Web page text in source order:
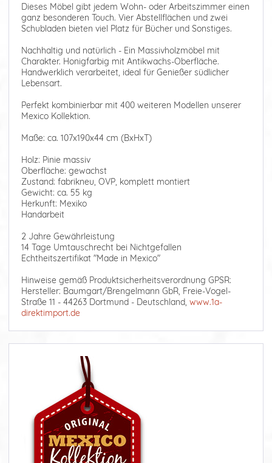
Dieses Möbel gibt jedem Wohn- oder Arbeitszimmer einen
ganz besonderen Touch. Vier Abstellflächen und zwei
Schubladen bieten viel Platz für Bücher und Sonstiges.
Nachhaltig und natürlich - Ein Massivholzmöbel mit
Charakter. Honigfarbig mit Antikwachs-Oberfläche.
Handwerklich verarbeitet, ideal für Genießer südlicher
Lebensart.
Perfekt kombinierbar mit 400 weiteren Modellen unserer
Mexico Kollektion.
Maße: ca. 107x190x44 cm (BxHxT)
Holz: Pinie massiv
Oberfläche: gewachst
Zustand: fabrikneu, OVP, komplett montiert
Gewicht: ca. 55 kg
Herkunft: Mexiko
Handarbeit
2 Jahre Gewährleistung
14 Tage Umtauschrecht bei Nichtgefallen
Echtheitszertifikat "Made in Mexico"
Hinweise gemäß Produktsicherheitsverordnung GPSR:
Hersteller: Baumgart/Brengelmann GbR, Freie-Vogel-
Straße 11 - 44263 Dortmund - Deutschland, www.1a-
direktimport.de